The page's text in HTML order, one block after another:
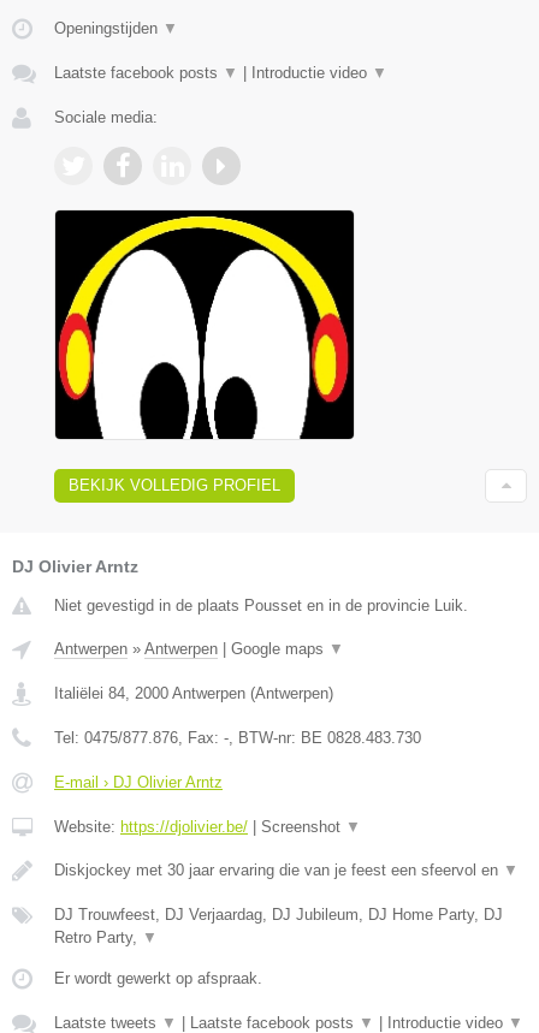
Openingstijden ▼
Laatste facebook posts ▼ Introductie video ▼
Sociale media:
BEKIJK VOLLEDIG PROFIEL
DJ Olivier Arntz
Niet gevestigd in de plaats Pousset en in de provincie Luik.
Antwerpen » Antwerpen Google maps ▼
Italiëlei 84 2000 Antwerpen (Antwerpen)
Tel: 0475/877.876 , Fax: - , BTW-nr: BE 0828.483.730
E-mail › DJ Olivier Arntz
Website: https://djolivier.be/ Screenshot ▼
Diskjockey met 30 jaar ervaring die van je feest een sfeervol en ▼
DJ Trouwfeest, DJ Verjaardag, DJ Jubileum, DJ Home Party, DJ
Retro Party,
▼
Er wordt gewerkt op afspraak.
Laatste tweets ▼ Laatste facebook posts ▼ Introductie video ▼